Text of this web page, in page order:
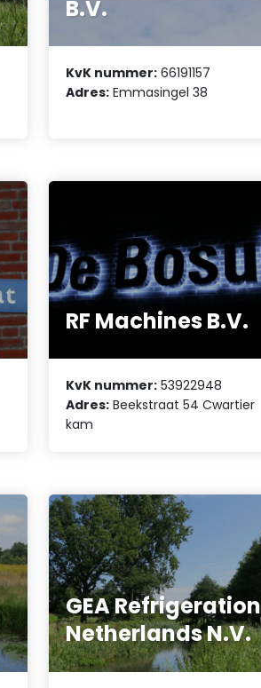
B.V.
KvK nummer: 66191157
Adres: Emmasingel 38
RF Machines B.V.
KvK nummer: 53922948
Adres: Beekstraat 54 Cwartier
kam
GEA Refrigeration
Netherlands N.V.